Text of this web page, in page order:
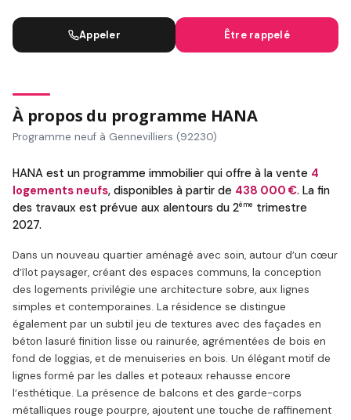
Appeler Être rappelé
À propos du programme HANA
Programme neuf à Gennevilliers (92230)
HANA est un programme immobilier qui offre à la vente 4
logements neufs, disponibles à partir de 438 000 €. La fin
des travaux est prévue aux alentours du 2ème trimestre
2027.
Dans un nouveau quartier aménagé avec soin, autour d’un cœur
d’îlot paysager, créant des espaces communs, la conception
des logements privilégie une architecture sobre, aux lignes
simples et contemporaines. La résidence se distingue
également par un subtil jeu de textures avec des façades en
béton lasuré finition lisse ou rainurée, agrémentées de bois en
fond de loggias, et de menuiseries en bois. Un élégant motif de
lignes formé par les dalles et poteaux rehausse encore
l’esthétique. La présence de balcons et des garde-corps
métalliques rouge pourpre, ajoutent une touche de raffinement